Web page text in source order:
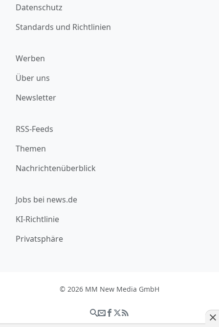
Datenschutz
Standards und Richtlinien
Werben
Über uns
Newsletter
RSS-Feeds
Themen
Nachrichtenüberblick
Jobs bei news.de
KI-Richtlinie
Privatsphäre
© 2026 MM New Media GmbH